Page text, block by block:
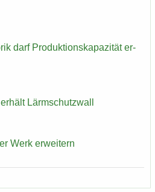
darf Pro­duk­ti­ons­ka­pa­zi­tät er­
Lärm­schutz­wall
Werk er­wei­tern